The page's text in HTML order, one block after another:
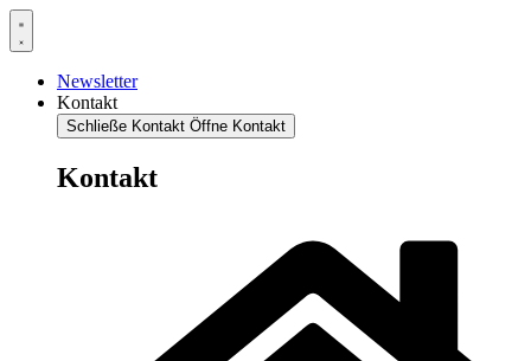
Newsletter
Kontakt
Schließe Kontakt Öffne Kontakt
Kontakt